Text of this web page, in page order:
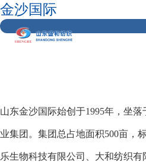
金沙国际
山东金沙国际始创于1995年，坐
业集团。集团总占地面积500亩，
乐生物科技有限公司、大和纺织